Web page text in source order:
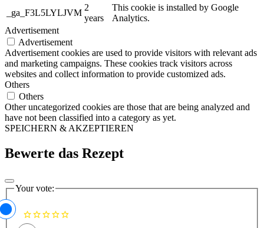
_ga_F3L5LYLJVM
2
years
This cookie is installed by Google
Analytics.
Advertisement
Advertisement
Advertisement cookies are used to provide visitors with relevant ads
and marketing campaigns. These cookies track visitors across
websites and collect information to provide customized ads.
Others
Others
Other uncategorized cookies are those that are being analyzed and
have not been classified into a category as yet.
SPEICHERN & AKZEPTIEREN
Bewerte das Rezept
Your vote: